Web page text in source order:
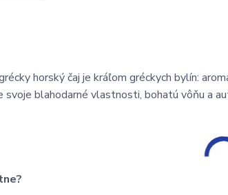
horský čaj je kráľom gréckych bylín:
blahodarné vlastnosti, bohatú vôňu a